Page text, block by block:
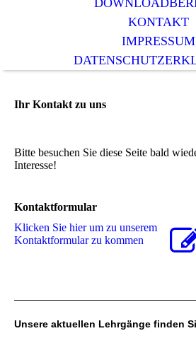
KONTAKT
IMPRESSUM
Ihr Kontakt zu uns
Bitte besuchen Sie diese Seite bald
Interesse!
Kontaktformular
Klicken Sie hier um zu unserem
Kon­takt­for­mu­lar zu kommen
Unsere aktuellen Lehrgänge finden